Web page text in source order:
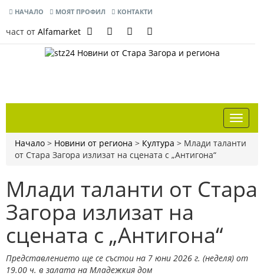
НАЧАЛО МОЯТ ПРОФИЛ КОНТАКТИ
част от Alfamarket
Начало > Новини от региона > Култура > Млади таланти
от Стара Загора излизат на сцената с „Антигона“
Млади таланти от Стара
Загора излизат на
сцената с „Антигона“
Представлението ще се състои на 7 юни 2026 г. (неделя) от
19.00 ч. в залата на Младежкия дом